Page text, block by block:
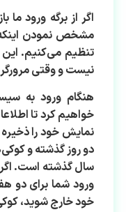
اگر از برگه ورود
مشخص نمودن اینکه
تنظیم می‌کنیم.
نیست و وقتی
هنگام ورود به
خواهیم کرد تا
نمایش خود را
دو روز گذشته و
سال گذشته است. اگر
ورود شما برای دو
خود خارج شوید،